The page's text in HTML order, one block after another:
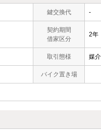
鍵交換代 -
契約期間
借家区分
2
取引態様 媒介
バイク置き場